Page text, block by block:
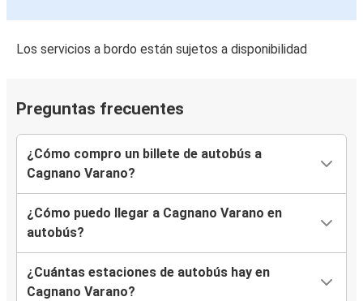
Los servicios a bordo están sujetos a disponibilidad
Preguntas frecuentes
¿Cómo compro un billete de autobús a
Cagnano Varano?
¿Cómo puedo llegar a Cagnano Varano en
autobús?
¿Cuántas estaciones de autobús hay en
Cagnano Varano?